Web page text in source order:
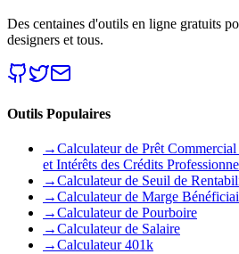
Des centaines d'outils en ligne gratuits
designers et tous.
Outils Populaires
→Calculateur de Prêt
et Intérêts des Crédits
→Calculateur de Seuil de
→Calculateur de Marge
→Calculateur de Pourboire
→Calculateur de Salaire
→Calculateur 401k